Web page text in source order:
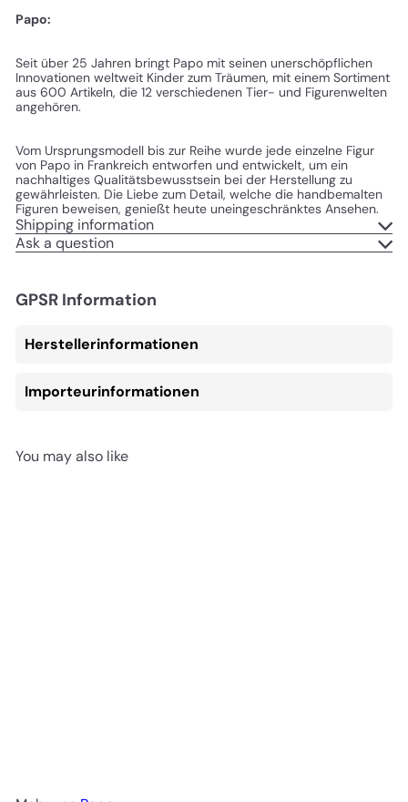
Papo:
Seit über 25 Jahren bringt Papo mit seinen unerschöpflichen
Innovationen weltweit Kinder zum Träumen, mit einem Sortiment
aus 600 Artikeln, die 12 verschiedenen Tier- und Figurenwelten
angehören.
Vom Ursprungsmodell bis zur Reihe wurde jede einzelne Figur
von Papo in Frankreich entworfen und entwickelt, um ein
nachhaltiges Qualitätsbewusstsein bei der Herstellung zu
gewährleisten. Die Liebe zum Detail, welche die handbemalten
Figuren beweisen, genießt heute uneingeschränktes Ansehen.
Shipping information
Ask a question
GPSR Information
Herstellerinformationen
Importeurinformationen
You may also like